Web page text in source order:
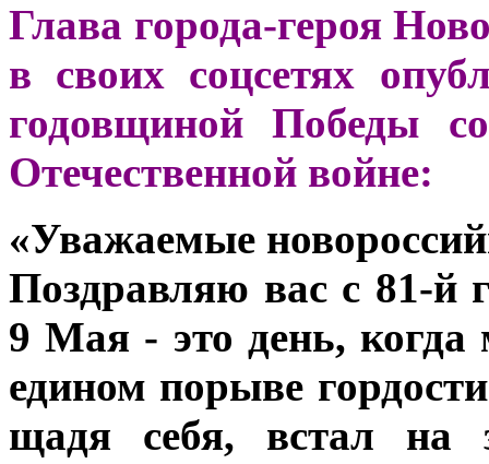
Глава города-героя
в своих соцсетях
годовщиной Победы
Отечественной войне:
«Уважаемые
Поздравляю вас с 81-й
9 Мая - это день,
едином порыве
щадя себя, встал на